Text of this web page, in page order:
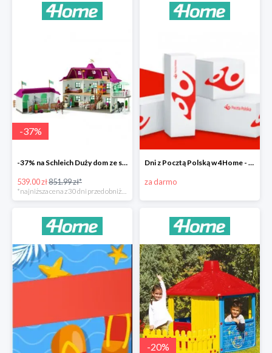
-37%
-37% na Schleich Duży dom ze stajnią i akcesoriami 96 cm
539.00 zł851.99 zł*
*najniższa cena z 30 dni przed obniżką
Dni z Pocztą Polską w 4Home - darmowa dostawa
za darmo
-20%